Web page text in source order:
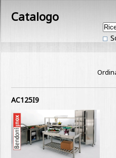
Catalogo
AC125I9